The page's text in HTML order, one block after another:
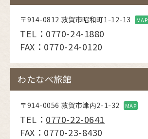
〒914-0812 敦賀市昭和町1-12-13 MAP
TEL： 0770-24-1880
FAX：0770-24-0120
わたなべ旅館
〒914-0056 敦賀市津内2-1-32 MAP
TEL： 0770-22-0641
FAX：0770-23-8430